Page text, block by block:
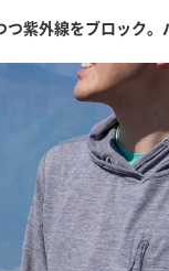
紫外線をブロック